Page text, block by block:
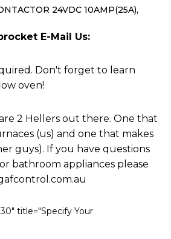
24VDC 10AMP(25A),
E-Mail Us:
Don't forget to learn
oven!
2 Hellers out there. One that
(us) and one that makes
guys). If you have questions
bathroom appliances please
title="Specify Your